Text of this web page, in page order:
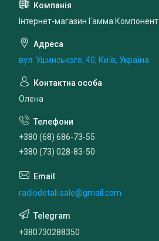
Інтернет-магазин Гамма Компонент
вул. Ушинського, 40, Київ, Україна
Олена
+380 (68) 686-73-55
+380 (73) 028-83-50
radiodetali.sale@gmail.com
+380730288350